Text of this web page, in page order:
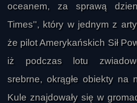
oceanem, za sprawą
Times'', który w jednym z
że pilot Amerykańskich Sił
iż podczas lotu
srebrne, okrągłe obiekty na
Kule znajdowały się w